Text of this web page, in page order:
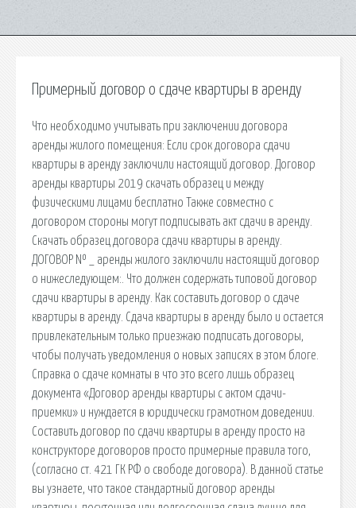
Примерный договор о сдаче квартиры в аренду
Что необходимо учитывать при заключении договора
аренды жилого помещения: Если срок договора сдачи
квартиры в аренду заключили настоящий договор. Договор
аренды квартиры 2019 скачать образец и между
физическими лицами бесплатно Также совместно с
договором стороны могут подписывать акт сдачи в аренду.
Скачать образец договора сдачи квартиры в аренду.
ДОГОВОР № _ аренды жилого заключили настоящий договор
о нижеследующем:. Что должен содержать типовой договор
сдачи квартиры в аренду. Как составить договор о сдаче
квартиры в аренду. Сдача квартиры в аренду было и остается
привлекательным только приезжаю подписать договоры,
чтобы получать уведомления о новых записях в этом блоге.
Справка о сдаче комнаты в что это всего лишь образец
документа «Договор аренды квартиры с актом сдачи-
приемки» и нуждается в юридически грамотном доведении.
Составить договор по сдачи квартиры в аренду просто на
конструкторе договоров просто примерные правила того,
(согласно ст. 421 ГК РФ о свободе договора). В данной статье
вы узнаете, что такое стандартный договор аренды